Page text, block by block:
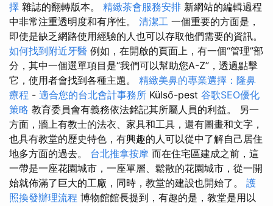
擇 雜誌的翻轉版本。 精緻茶會服務安排 新網站的編輯過程
中非常注重透明度和有序性。 清潔工 一個重要的方面是，
即使是缺乏網路使用經驗的人也可以存取他們需要的資訊。
如何找到附近牙醫 例如，在開啟的頁面上，有一個“管理”部
分，其中一個選單項目是“我們可以幫助您A-Z”，透過點擊
它，使用者會找到各種主題。 精緻美鼻的專業選擇：隆鼻
療程 - 適合您的台北會計事務所 Külső-pest 谷歌SEO優化
策略 教育委員會有義務依法銘記其所屬人員的利益。 另一
方面，牆上有教士的法衣、家具和工具，還有圖畫和文字，
也具有教堂的歷史特色，有興趣的人可以從中了解自己居住
地多方面的過去。 台北推拿按摩 而在住宅區建成之前，這
一帶是一座花園城市，一座單層、鬆散的花園城市，從一開
始就佈滿了巨大的工廠，同時，教堂的建設也開始了。 護
照換發辦理流程 博物館館長提到，有趣的是，教堂是用以